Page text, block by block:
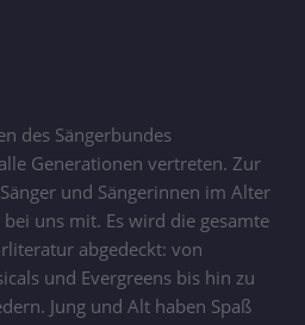
des Sängerbundes
Generationen vertreten. Zur
und Sängerinnen im Alter
uns mit. Es wird die gesamte
abgedeckt: von
und Evergreens bis hin zu
Jung und Alt haben Spaß